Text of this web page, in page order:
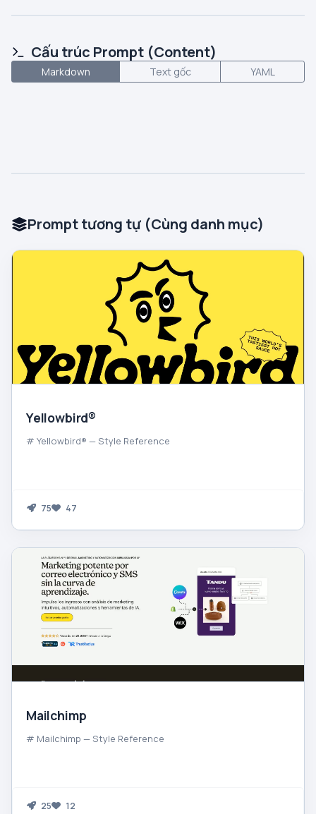
Cấu trúc Prompt (Content)
Markdown Text gốc YAML
Prompt tương tự (Cùng danh mục)
Yellowbird®
# Yellowbird® — Style Reference
75 47
Mailchimp
# Mailchimp — Style Reference
25 12